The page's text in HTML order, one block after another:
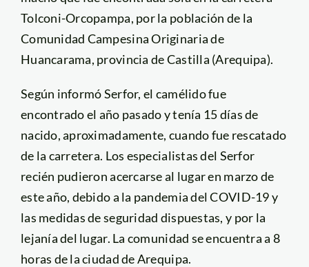
Tolconi-Orcopampa, por la población de la
Comunidad Campesina Originaria de
Huancarama, provincia de Castilla (Arequipa).
Según informó Serfor, el camélido fue
encontrado el año pasado y tenía 15 días de
nacido, aproximadamente, cuando fue rescatado
de la carretera. Los especialistas del Serfor
recién pudieron acercarse al lugar en marzo de
este año, debido a la pandemia del COVID-19 y
las medidas de seguridad dispuestas, y por la
lejanía del lugar. La comunidad se encuentra a 8
horas de la ciudad de Arequipa.